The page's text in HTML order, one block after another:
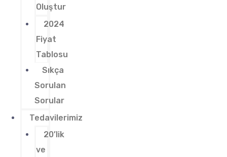
Oluştur
2024
Fiyat
Tablosu
Sıkça
Sorulan
Sorular
Tedavilerimiz
20’lik
ve